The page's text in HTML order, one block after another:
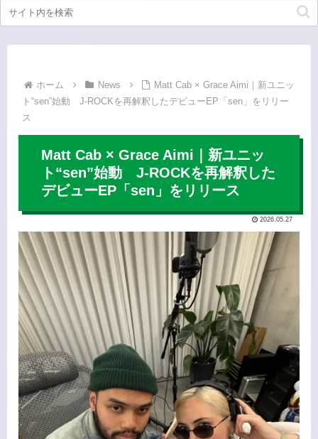
ホーム News
Matt Cab × Grace Aimi｜新ユニッ
ト“sen”始動 J-ROCKを再解釈したデビューEP「sen」をリリー
ス
Matt Cab × Grace Aimi｜新ユニッ
ト“sen”始動 J-ROCKを再解釈した
デビューEP「sen」をリリース
2026.05.27